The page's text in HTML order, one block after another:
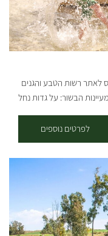
לאתר רשות הטבע והגנים
הבשור: על גדות נחל
הטבע והגנים ומועצה
למטיילים באזור הנגב
בגוונים שונים ובחודשים
מראה עוצר נשימה
מהפריחה. הכניסה אל
מצומת יד מרדכי,
מוקדים והם נאגמים
שכשוך. להנאת המטיילים
לפרטים נוספים